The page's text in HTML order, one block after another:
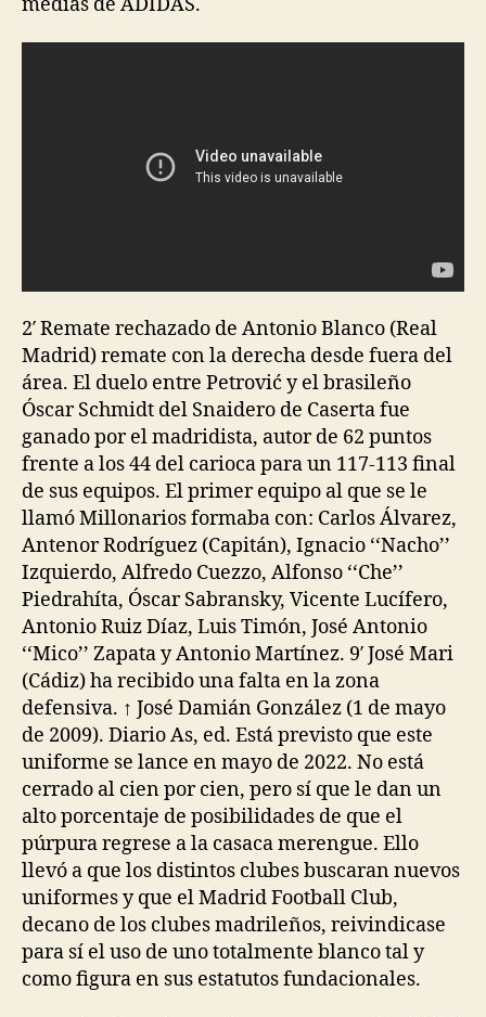
2′ Remate rechazado de Antonio Blanco (Real
Madrid) remate con la derecha desde fuera del
área. El duelo entre Petrović y el brasileño
Óscar Schmidt del Snaidero de Caserta fue
ganado por el madridista, autor de 62 puntos
frente a los 44 del carioca para un 117-113 final
de sus equipos. El primer equipo al que se le
llamó Millonarios formaba con: Carlos Álvarez,
Antenor Rodríguez (Capitán), Ignacio ‘‘Nacho’’
Izquierdo, Alfredo Cuezzo, Alfonso ‘‘Che’’
Piedrahíta, Óscar Sabransky, Vicente Lucífero,
Antonio Ruiz Díaz, Luis Timón, José Antonio
‘‘Mico’’ Zapata y Antonio Martínez. 9′ José Mari
(Cádiz) ha recibido una falta en la zona
defensiva. ↑ José Damián González (1 de mayo
de 2009). Diario As, ed. Está previsto que este
uniforme se lance en mayo de 2022. No está
cerrado al cien por cien, pero sí que le dan un
alto porcentaje de posibilidades de que el
púrpura regrese a la casaca merengue. Ello
llevó a que los distintos clubes buscaran nuevos
uniformes y que el Madrid Football Club,
decano de los clubes madrileños, reivindicase
para sí el uso de uno totalmente blanco tal y
como figura en sus estatutos fundacionales.